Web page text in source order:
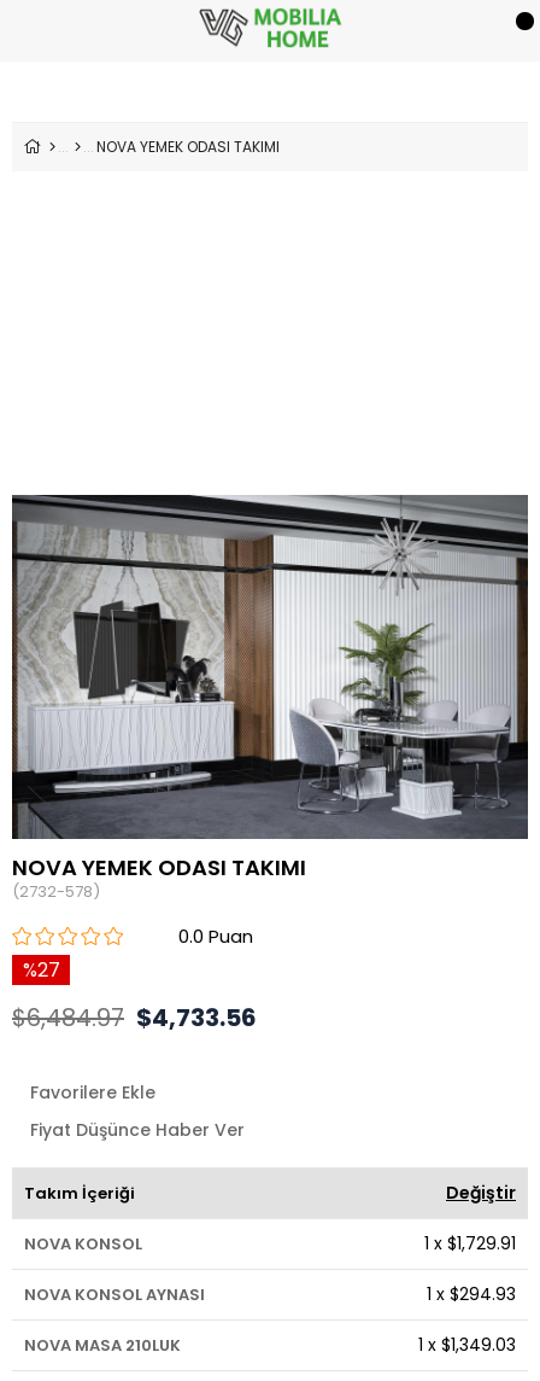
NOVA YEMEK ODASI TAKIMI
NOVA YEMEK ODASI TAKIMI
(2732-578)
0.0
27
$6,484.97 $4,733.56
Favorilere Ekle
Fiyat Düşünce Haber Ver
Takım İçeriği Değiştir
NOVA KONSOL 1 x $1,729.91
NOVA KONSOL AYNASI 1 x $294.93
NOVA MASA 210LUK 1 x $1,349.03